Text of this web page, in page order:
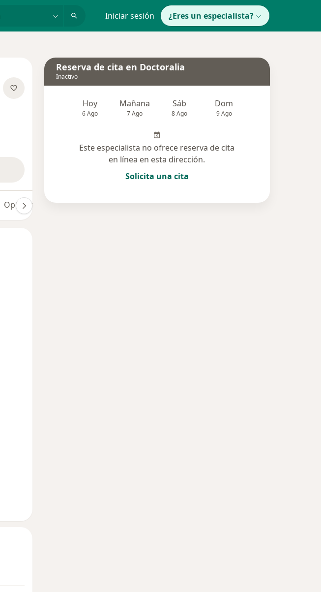
Iniciar sesión ¿Eres un especialista?
Opiniones (88)
Reserva de cita en Doctoralia
Inactivo
Hoy
6 Ago
Mañana
7 Ago
Sáb
8 Ago
Dom
9 Ago
Este especialista no ofrece reserva de cita
en línea en esta dirección.
Solicita una cita